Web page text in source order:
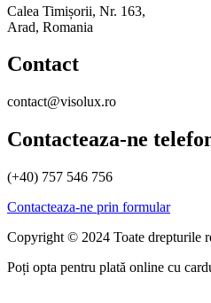
Calea Timișorii, Nr. 163,
Arad, Romania
Contact
contact@visolux.ro
Contacteaza-ne
(+40) 757 546 756
Contacteaza-ne prin formular
Copyright © 2024 Toate drepturile
Poți opta pentru plată online cu